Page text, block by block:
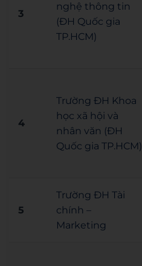
3
nghệ thông tin
(ĐH Quốc gia
TP.HCM)
4
Trường ĐH Khoa
học xã hội và
nhân văn (ĐH
Quốc gia TP.HCM)
5
Trường ĐH Tài
chính –
Marketing